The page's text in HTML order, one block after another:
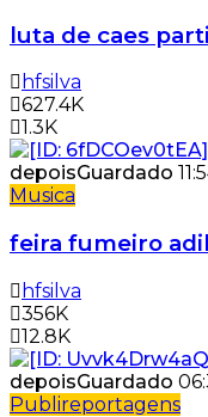
luta de caes parti
hfsilva
627.4K
1.3K
depoisGuardado
Musica
feira fumeiro
hfsilva
356K
12.8K
depoisGuardado
Publireportagens